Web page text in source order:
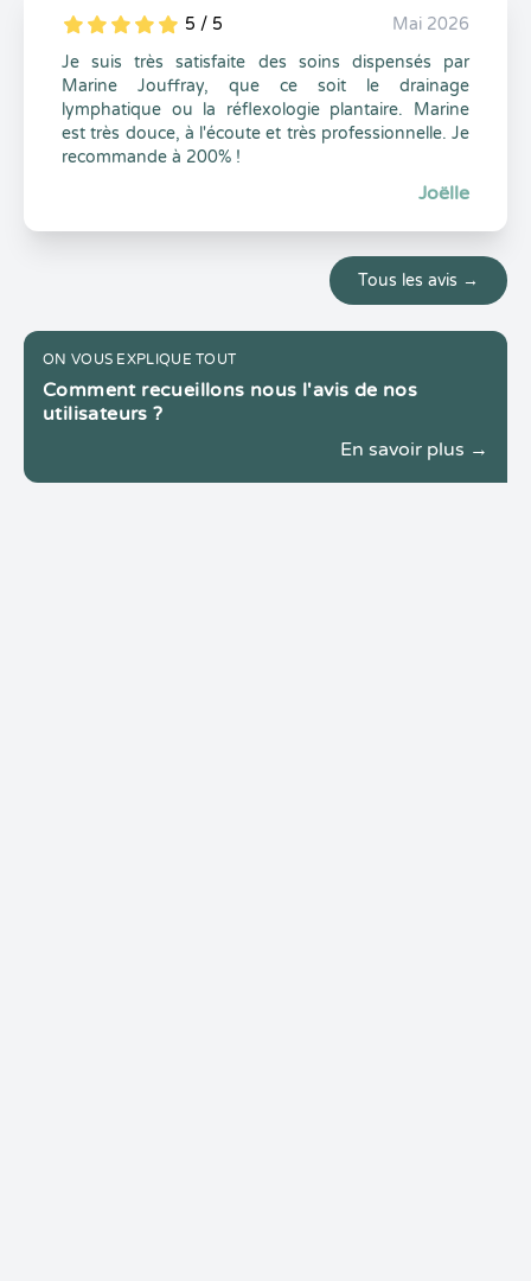
5
1
5
0 5 / 5
Mai 2026
Je suis très satisfaite des soins dispensés par
Marine Jouffray, que ce soit le drainage
lymphatique ou la réflexologie plantaire. Marine
est très douce, à l'écoute et très professionnelle. Je
recommande à 200% !
Joëlle
Tous les avis →
ON VOUS EXPLIQUE TOUT
Comment recueillons nous l'avis de nos
utilisateurs ?
En savoir plus →